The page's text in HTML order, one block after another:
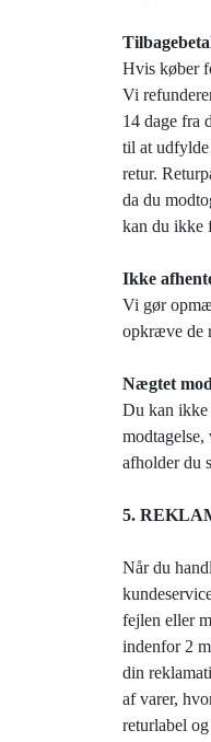
Hvis køber
Vi
14 dage fra
til at udfylde
retur.
da du
kan du ikke
Ikke
Vi gør
opkræve de
Nægtet
Du kan ikke
afholder du
5.
Når du
fejlen eller
indenfor 2
din
af varer,
returlabel